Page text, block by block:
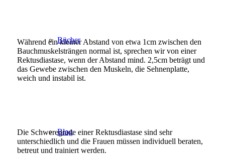
Bücher
Blog
Während ein kleiner Abstand von etwa 1cm zwischen den
Bauchmuskelsträngen normal ist, sprechen wir von einer
Rektusdiastase, wenn der Abstand mind. 2,5cm beträgt und
das Gewebe zwischen den Muskeln, die Sehnenplatte,
weich und instabil ist.
Die Schweregrade einer Rektusdiastase sind sehr
unterschiedlich und die Frauen müssen individuell beraten,
betreut und trainiert werden.